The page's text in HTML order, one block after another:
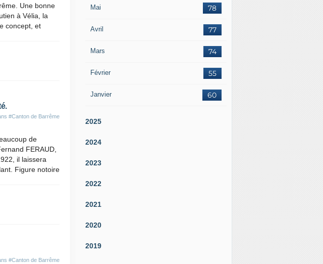
Une bonne
à Vélia, la
concept, et
#Canton de Barrême
de
FERAUD,
il laissera
Figure notoire
#Canton de Barrême
Mai 78
Avril 77
Mars 74
Février 55
Janvier 60
2025
2024
2023
2022
2021
2020
2019